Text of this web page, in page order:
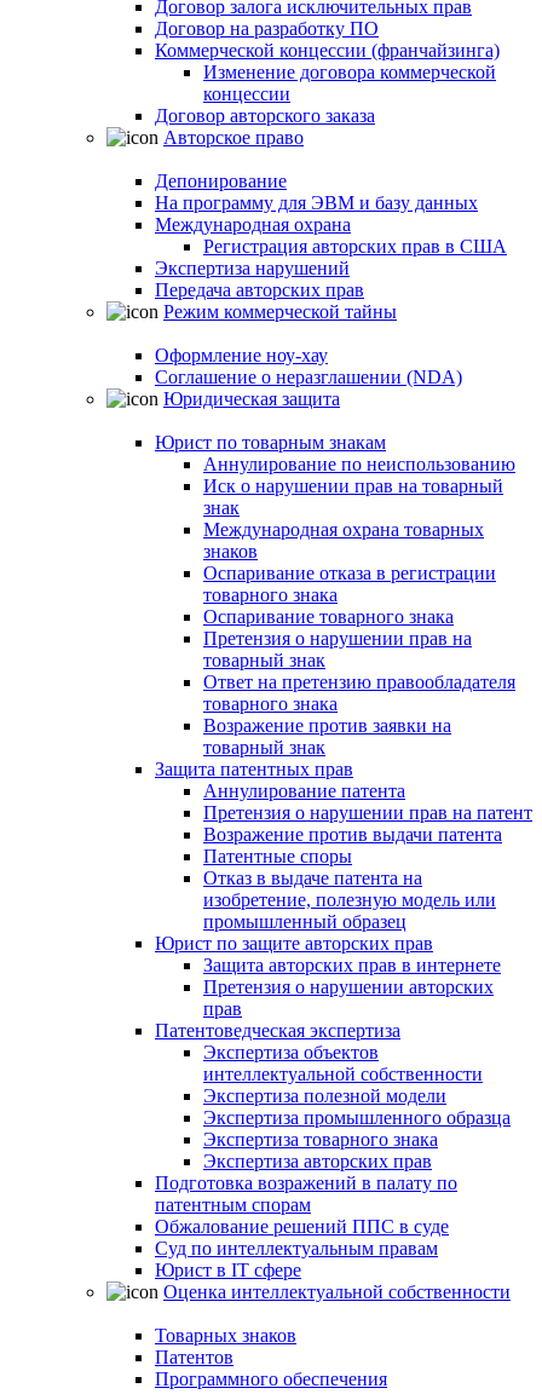
Договор залога исключительных прав
Договор на разработку ПО
Коммерческой концессии (франчайзинга)
Изменение договора коммерческой
концессии
Договор авторского заказа
Авторское право
Депонирование
На программу для ЭВМ и базу данных
Международная охрана
Регистрация авторских прав в США
Экспертиза нарушений
Передача авторских прав
Режим коммерческой тайны
Оформление ноу-хау
Соглашение о неразглашении (NDA)
Юридическая защита
Юрист по товарным знакам
Аннулирование по неиспользованию
Иск о нарушении прав на товарный
знак
Международная охрана товарных
знаков
Оспаривание отказа в регистрации
товарного знака
Оспаривание товарного знака
Претензия о нарушении прав на
товарный знак
Ответ на претензию правообладателя
товарного знака
Возражение против заявки на
товарный знак
Защита патентных прав
Аннулирование патента
Претензия о нарушении прав на патент
Возражение против выдачи патента
Патентные споры
Отказ в выдаче патента на
изобретение, полезную модель или
промышленный образец
Юрист по защите авторских прав
Защита авторских прав в интернете
Претензия о нарушении авторских
прав
Патентоведческая экспертиза
Экспертиза объектов
интеллектуальной собственности
Экспертиза полезной модели
Экспертиза промышленного образца
Экспертиза товарного знака
Экспертиза авторских прав
Подготовка возражений в палату по
патентным спорам
Обжалование решений ППС в суде
Суд по интеллектуальным правам
Юрист в IT сфере
Оценка интеллектуальной собственности
Товарных знаков
Патентов
Программного обеспечения